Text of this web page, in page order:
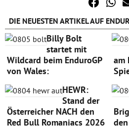
DIE NEUESTEN ARTIKEL AUF
Billy Bolt
startet mit
Wildcard beim EnduroGP
von Wales:
am
HEWR:
Stand der
Österreicher NACH den
Red Bull Romaniacs 2026